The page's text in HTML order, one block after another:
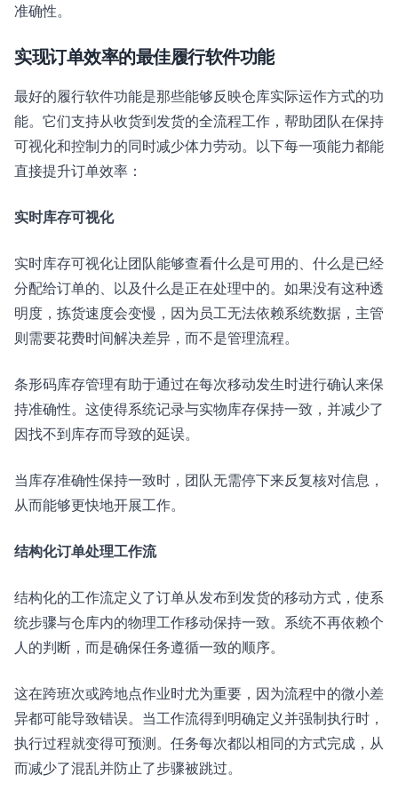
准确性。
实现订单效率的最佳履行软件功能
最好的履行软件功能是那些能够反映仓库实际运作方式的功
能。它们支持从收货到发货的全流程工作，帮助团队在保持
可视化和控制力的同时减少体力劳动。以下每一项能力都能
直接提升订单效率：
实时库存可视化
实时库存可视化让团队能够查看什么是可用的、什么是已经
分配给订单的、以及什么是正在处理中的。如果没有这种透
明度，拣货速度会变慢，因为员工无法依赖系统数据，主管
则需要花费时间解决差异，而不是管理流程。
条形码库存管理有助于通过在每次移动发生时进行确认来保
持准确性。这使得系统记录与实物库存保持一致，并减少了
因找不到库存而导致的延误。
当库存准确性保持一致时，团队无需停下来反复核对信息，
从而能够更快地开展工作。
结构化订单处理工作流
结构化的工作流定义了订单从发布到发货的移动方式，使系
统步骤与仓库内的物理工作移动保持一致。系统不再依赖个
人的判断，而是确保任务遵循一致的顺序。
这在跨班次或跨地点作业时尤为重要，因为流程中的微小差
异都可能导致错误。当工作流得到明确定义并强制执行时，
执行过程就变得可预测。任务每次都以相同的方式完成，从
而减少了混乱并防止了步骤被跳过。